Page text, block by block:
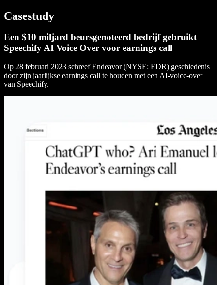
Casestudy
Een $10 miljard beursgenoteerd bedrijf gebruikt
Speechify AI Voice Over voor earnings call
Op 28 februari 2023 schreef Endeavor (NYSE: EDR) geschiedenis
door zijn jaarlijkse earnings call te houden met een AI-voice-over
van Speechify.